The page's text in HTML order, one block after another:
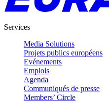
Services
Media Solutions
Projets publics européens
Evénements
Emplois
Agenda
Communiqués de presse
Members’ Circle